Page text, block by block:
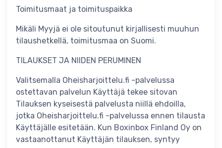
Toimitusmaat ja toimituspaikka
Mikäli Myyjä ei ole sitoutunut kirjallisesti muuhun
tilaushetkellä, toimitusmaa on Suomi.
TILAUKSET JA NIIDEN PERUMINEN
Valitsemalla Oheisharjoittelu.fi -palvelussa
ostettavan palvelun Käyttäjä tekee sitovan
Tilauksen kyseisestä palvelusta niillä ehdoilla,
jotka Oheisharjoittelu.fi -palvelussa ennen tilausta
Käyttäjälle esitetään. Kun Boxinbox Finland Oy on
vastaanottanut Käyttäjän tilauksen, syntyy